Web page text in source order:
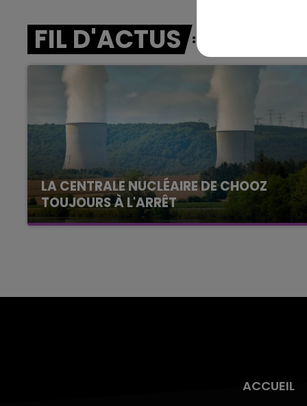
FIL D'ACTUS
LA CENTRALE NUCLÉAIRE DE CHOOZ
TOUJOURS À L'ARRÊT
Cela fait déjà une semaine que la centrale
FM
7h00 - 11h00
BEST OF
ACCUEIL